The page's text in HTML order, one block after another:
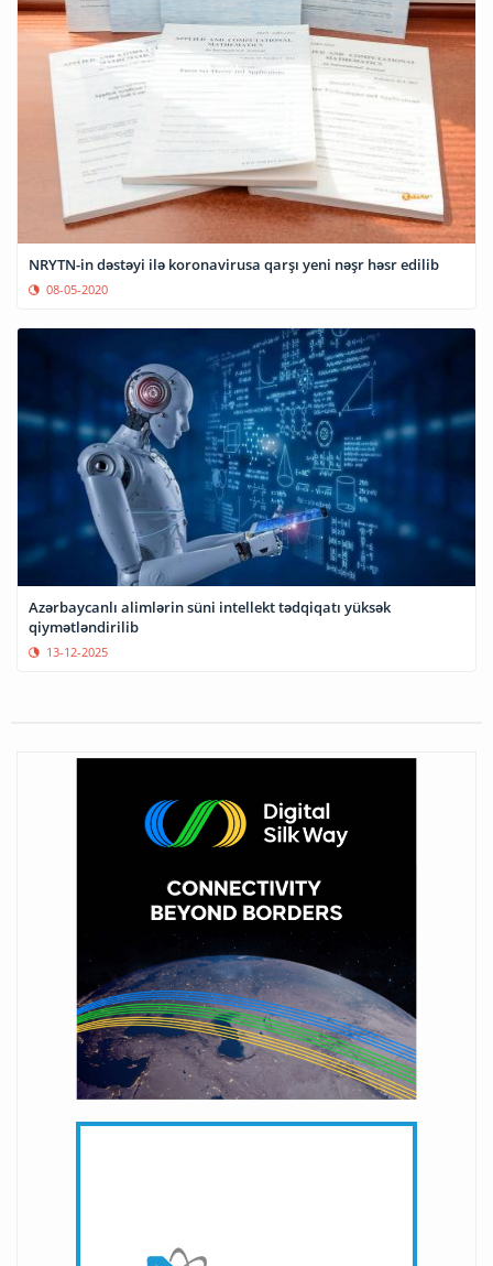
NRYTN-in dəstəyi ilə koronavirusa qarşı yeni nəşr həsr edilib
08-05-2020
Azərbaycanlı alimlərin süni intellekt tədqiqatı yüksək
qiymətləndirilib
13-12-2025